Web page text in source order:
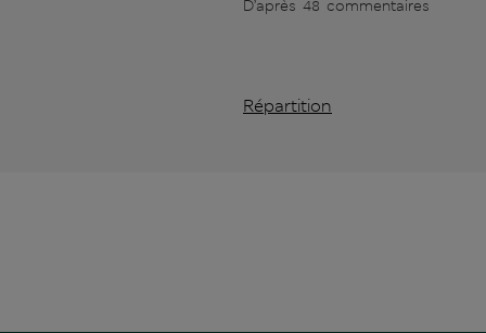
D’après 48 commentaires
Répartition